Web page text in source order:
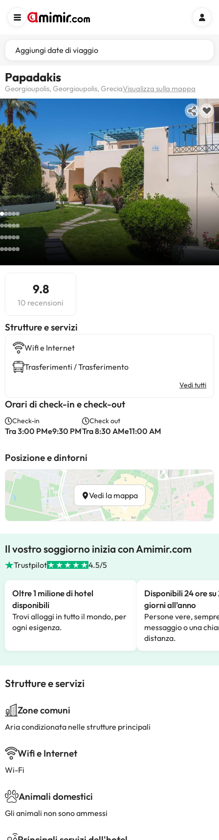
Aggiungi date di viaggio
Papadakis
Georgioupolis, Georgioupolis, GreciaVisualizza sulla mappa
9.8
10 recensioni
​Strutture e servizi
Wifi e Internet
Trasferimenti / Trasferimento
Vedi tutti
Orari di check-in e check-out
Check-in
Tra 3:00 PMe9:30 PM
Check out
Tra 8:30 AMe11:00 AM
Posizione e dintorni
Vedi la mappa
Il vostro soggiorno inizia con Amimir.com
Trustpilot 4.5/5
Oltre 1 milione di hotel
disponibili
Trovi alloggi in tutto il mondo, per
ogni esigenza.
Disponibili 24 ore su
giorni all’anno
Persone vere,
messaggio o una
distanza.
Strutture e servizi
Zone comuni
Aria condizionata nelle strutture principali
Wifi e Internet
Wi-Fi
Animali domestici
Gli animali non sono ammessi